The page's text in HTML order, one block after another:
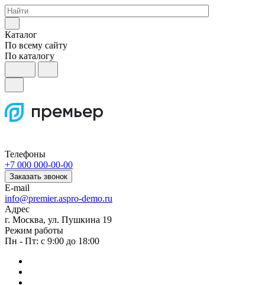
Каталог
По всему сайту
По каталогу
Телефоны
+7 000 000-00-00
Заказать звонок
E-mail
info@premier.aspro-demo.ru
Адрес
г. Москва, ул. Пушкина 19
Режим работы
Пн - Пт: с 9:00 до 18:00